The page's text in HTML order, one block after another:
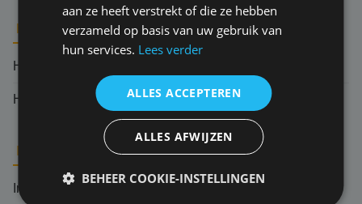
Herverzekering
Hoger beroep
Indemniteitsbeginsel
aan ze heeft verstrekt of die ze hebben
verzameld op basis van uw gebruik van
hun services. Lees verder
ALLES ACCEPTEREN
ALLES AFWIJZEN
BEHEER COOKIE-INSTELLINGEN